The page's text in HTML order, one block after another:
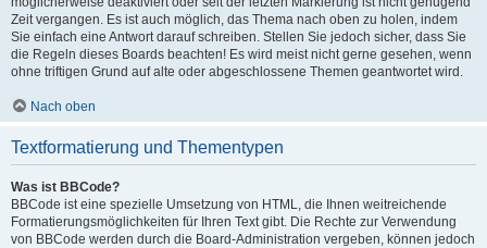
Zeit vergangen. Es ist auch möglich, das Thema nach oben zu holen, indem
Sie einfach eine Antwort darauf schreiben. Stellen Sie jedoch sicher, dass Sie
die Regeln dieses Boards beachten! Es wird meist nicht gerne gesehen, wenn
ohne triftigen Grund auf alte oder abgeschlossene Themen geantwortet wird.
Nach oben
Textformatierung und Thementypen
Was ist BBCode?
BBCode ist eine spezielle Umsetzung von HTML, die Ihnen weitreichende
Formatierungsmöglichkeiten für Ihren Text gibt. Die Rechte zur Verwendung
von BBCode werden durch die Board-Administration vergeben, können jedoch